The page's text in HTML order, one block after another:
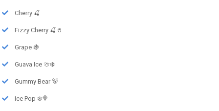
Cherry 🍒
Fizzy Cherry 🍒🥤
Grape 🍇
Guava Ice 🍈❄️
Gummy Bear 🐻
Ice Pop ❄️🍭